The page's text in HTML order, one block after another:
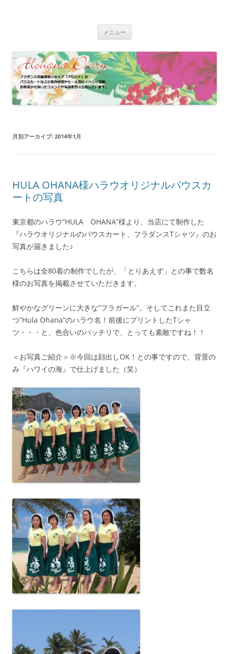
キ
ッ
プ
ラドレスの着用写真などをご紹介
メニュー
月別アーカイブ: 2014年1月
HULA OHANA様ハラウオリジナルパウスカ
ートの写真
東京都のハラウ”HULA OHANA”様より、当店にて制作した
『ハラウオリジナルのパウスカート、フラダンスTシャツ』のお
写真が届きました♪
こちらは全80着の制作でしたが、「とりあえず」との事で数名
様のお写真を掲載させていただきます。
鮮やかなグリーンに大きな”フラガール”。そしてこれまた目立
つ”Hula Ohana”のハラウ名！前後にプリントしたTシャ
ツ・・・と、色合いのバッチリで、とっても素敵ですね！！
＜お写真ご紹介＞※今回は顔出しOK！との事ですので、背景の
み『ハワイの海』で仕上げました（笑）